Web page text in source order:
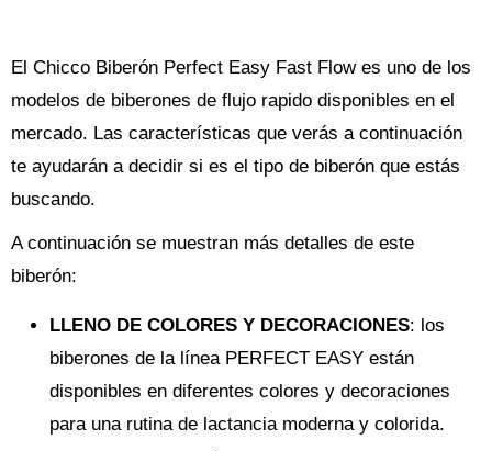
El Chicco Biberón Perfect Easy Fast Flow es uno de los
modelos de biberones de flujo rapido disponibles en el
mercado. Las características que verás a continuación
te ayudarán a decidir si es el tipo de biberón que estás
buscando.
A continuación se muestran más detalles de este
biberón:
LLENO DE COLORES Y DECORACIONES: los
biberones de la línea PERFECT EASY están
disponibles en diferentes colores y decoraciones
para una rutina de lactancia moderna y colorida.